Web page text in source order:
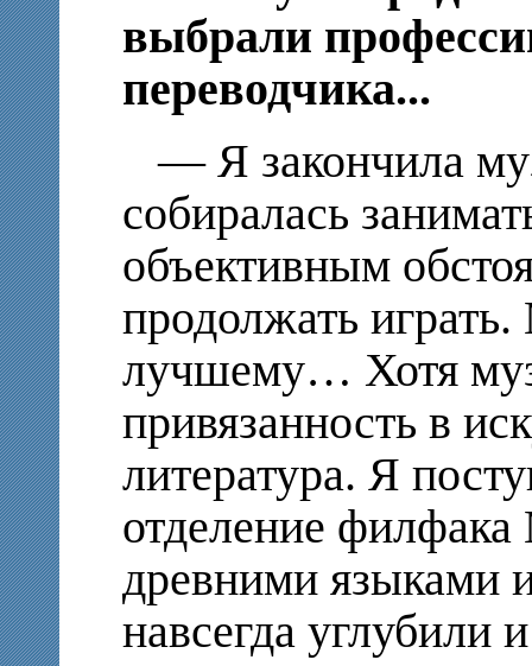
выбрали
переводчика...
— Я закончила
собиралась
объективным
продолжать
лучшему… Хотя
привязанность в
литература. Я
отделение
древними языками
навсегда углубили